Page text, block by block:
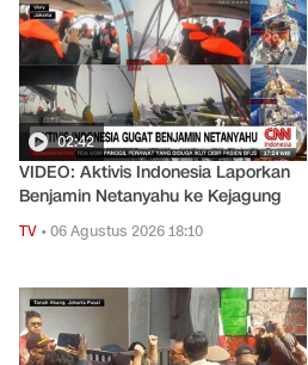
02:42
VIDEO: Aktivis Indonesia Laporkan
Benjamin Netanyahu ke Kejagung
TV•06 Agustus 2026 18:10